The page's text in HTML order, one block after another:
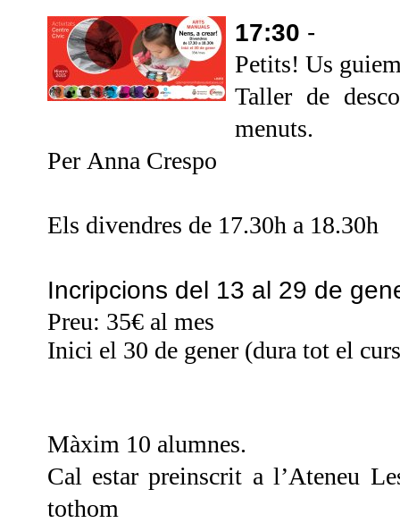
17:30 -
Petits! Us
Taller de
menuts.
Per Anna Crespo
Els divendres de 17.30h a 18.30h
Incripcions del 13 al 29 de
Preu: 35€ al mes
Inici el 30 de gener (dura tot el
Màxim 10 alumnes.
Cal estar preinscrit a l’Ateneu
tothom